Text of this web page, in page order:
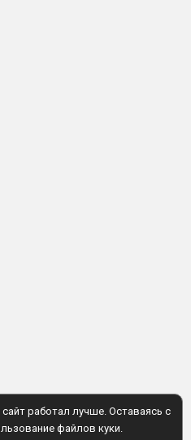
работал лучше. Оставаясь с
файлов куки.